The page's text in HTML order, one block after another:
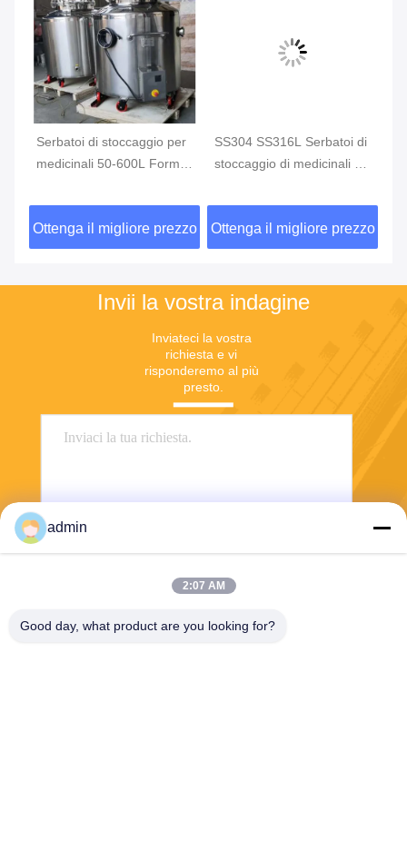
Serbatoi di stoccaggio per
medicinali 50-600L Forma
Ottenga il migliore prezzo
SS304 SS316L Serbatoi di
stoccaggio di medicinali a
di temperatura da 20C a
120C
Ottenga il migliore prezzo
Invii la vostra indagine
Inviateci la vostra
richiesta e vi
risponderemo al più
presto.
admin
2:07 AM
Good day, what product are you looking for?